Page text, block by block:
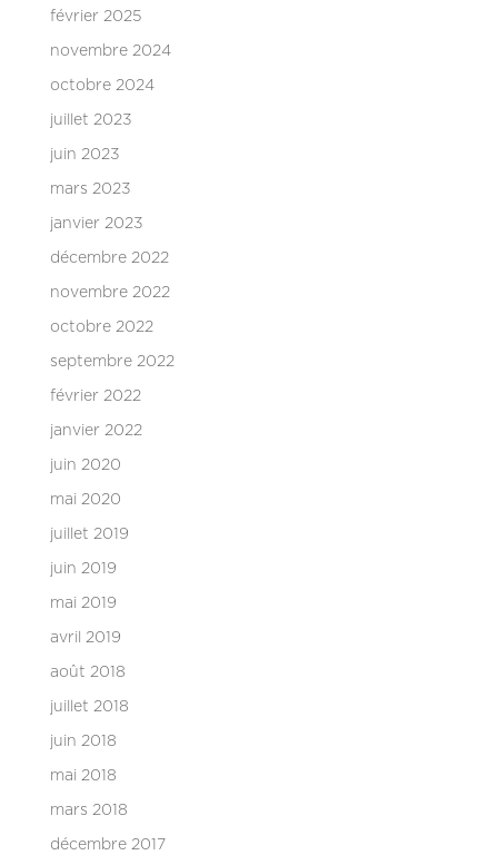
février 2025
novembre 2024
octobre 2024
juillet 2023
juin 2023
mars 2023
janvier 2023
décembre 2022
novembre 2022
octobre 2022
septembre 2022
février 2022
janvier 2022
juin 2020
mai 2020
juillet 2019
juin 2019
mai 2019
avril 2019
août 2018
juillet 2018
juin 2018
mai 2018
mars 2018
décembre 2017